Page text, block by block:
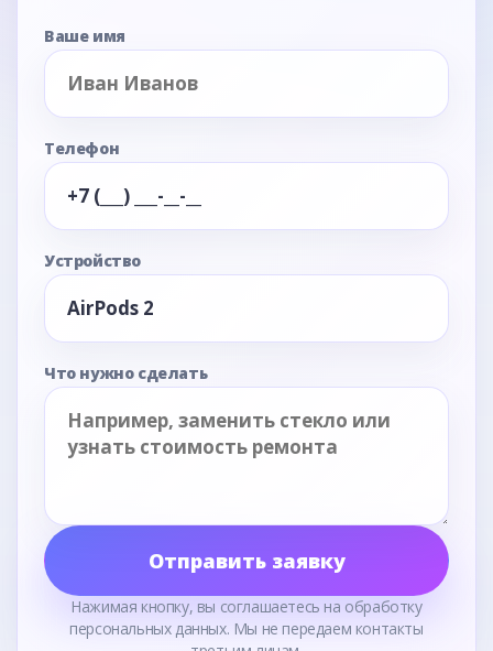
Ваше имя
Телефон
Устройство
Что нужно сделать
Отправить заявку
Нажимая кнопку, вы соглашаетесь на обработку
персональных данных. Мы не передаем контакты